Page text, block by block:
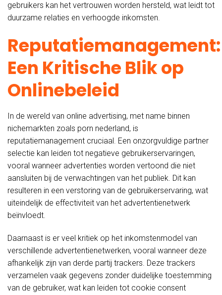
gebruikers kan het vertrouwen worden hersteld, wat leidt tot
duurzame relaties en verhoogde inkomsten.
Reputatiemanagement:
Een Kritische Blik op
Onlinebeleid
In de wereld van online advertising, met name binnen
nichemarkten zoals porn nederland, is
reputatiemanagement cruciaal. Een onzorgvuldige partner
selectie kan leiden tot negatieve gebruikerservaringen,
vooral wanneer advertenties worden vertoond die niet
aansluiten bij de verwachtingen van het publiek. Dit kan
resulteren in een verstoring van de gebruikerservaring, wat
uiteindelijk de effectiviteit van het advertentienetwerk
beïnvloedt.
Daarnaast is er veel kritiek op het inkomstenmodel van
verschillende advertentienetwerken, vooral wanneer deze
afhankelijk zijn van derde partij trackers. Deze trackers
verzamelen vaak gegevens zonder duidelijke toestemming
van de gebruiker, wat kan leiden tot cookie consent